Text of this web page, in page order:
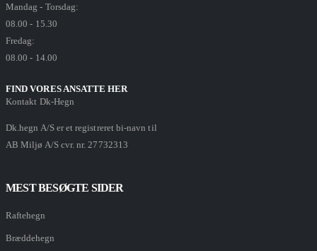
Mandag - Torsdag:
08.00 - 15.30
Fredag:
08.00 - 14.00
FIND VORES ANSATTE HER
Kontakt Dk-Hegn
Dk.hegn A/S er et registreret bi-navn til
AB Miljø A/S cvr. nr. 27732313
MEST BESØGTE SIDER
Raftehegn
Bræddehegn